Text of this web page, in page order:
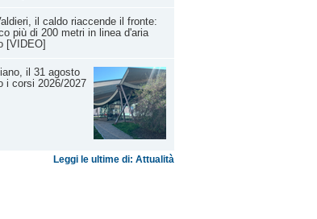
il caldo riaccende il fronte:
più di 200 metri in linea d'aria
[VIDEO]
il 31 agosto
i corsi 2026/2027
Leggi le ultime di: Attualità